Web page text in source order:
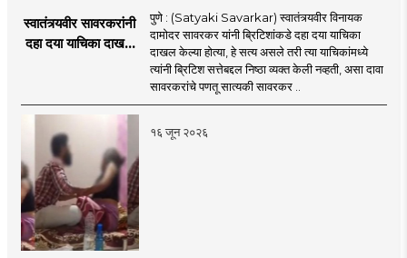
स्वातंत्र्यवीर सावरकरांनी
दहा दया याचिका दाखल
निष्ठा व्यक्त केली नाही’!
पणतू सात्यकी सावरकर
यांनी न्यायालयात सादर
केला दावा
पुणे : (Satyaki Savarkar) स्वातंत्र्यवीर विनायक
दामोदर सावरकर यांनी ब्रिटिशांकडे दहा दया याचिका
दाखल केल्या होत्या, हे सत्य असले तरी त्या याचिकांमध्ये
त्यांनी ब्रिटिश सत्तेबद्दल निष्ठा व्यक्त केली नव्हती, असा दावा
सावरकरांचे पणतू सात्यकी सावरकर ..
१६ जून २०२६